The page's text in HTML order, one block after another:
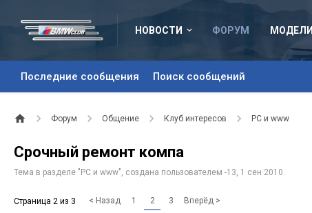
НОВОСТИ ФОРУМ
Последние сообщения Поиск сообщений
МОДЕЛИ
Форум Общение Клуб интересов PC и www
Срочный ремонт компа
Тема в разделе " PC и www", создана пользователем -13, 1 сен 2010.
Страница 2 из 3 < Назад 1 2 3 Вперёд >